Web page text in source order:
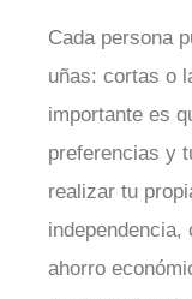
Cada persona
uñas: cortas o
importante es
preferencias y
realizar tu
ahorro